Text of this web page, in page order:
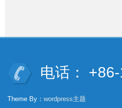
电话：
Theme By： wordpress主题